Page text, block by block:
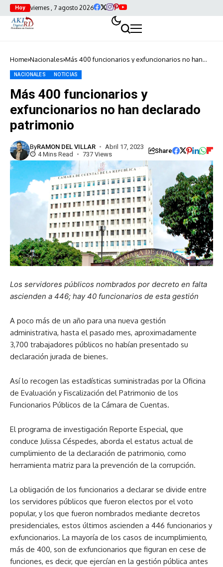
Hoy viernes , 7 agosto 2026
Home Nacionales Más 400 funcionarios y exfuncionarios no han
NACIONALES NOTICIAS
Más 400 funcionarios y
exfuncionarios no han declarado
patrimonio
ByRAMON DEL VILLAR
Abril 17, 2023
4 Mins Read
737 Views Share
Los servidores públicos nombrados por decreto en falta
ascienden a 446; hay 40 funcionarios de esta gestión
A poco más de un año para una nueva gestión
administrativa, hasta el pasado mes, aproximadamente
3,700 trabajadores públicos no habían presentado su
declaración jurada de bienes.
Así lo recogen las estadísticas suministradas por la Oficina
de Evaluación y Fiscalización del Patrimonio de los
Funcionarios Públicos de la Cámara de Cuentas.
El programa de investigación Reporte Especial, que
conduce Julissa Céspedes, aborda el estatus actual de
cumplimiento de la declaración de patrimonio, como
herramienta matriz para la prevención de la corrupción.
La obligación de los funcionarios a declarar se divide entre
los servidores públicos que fueron electos por el voto
popular, y los que fueron nombrados mediante decretos
presidenciales, estos últimos ascienden a 446 funcionarios y
exfuncionarios. La mayoría de los casos de incumplimiento,
más de 400, son de exfuncionarios que figuran en cese de
funciones, es decir, que ejercían en la gestión pública antes